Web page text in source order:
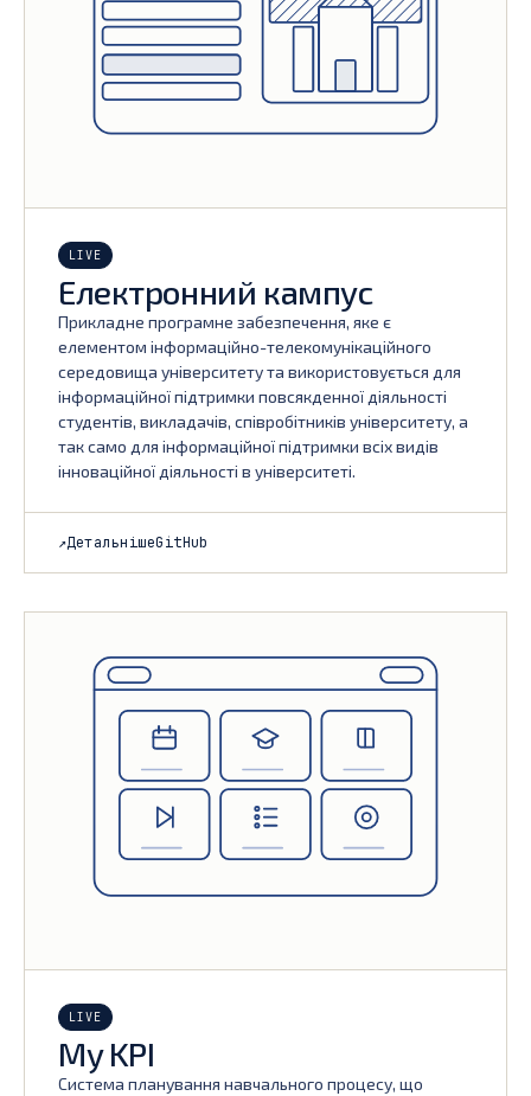
LIVE
Електронний кампус
Прикладне програмне забезпечення, яке є
елементом інформаційно-телекомунікаційного
середовища університету та використовується для
інформаційної підтримки повсякденної діяльності
студентів, викладачів, співробітників університету, а
так само для інформаційної підтримки всіх видів
інноваційної діяльності в університеті.
↗ДетальнішеGitHub
LIVE
My KPI
Cистема планування навчального процесу, що